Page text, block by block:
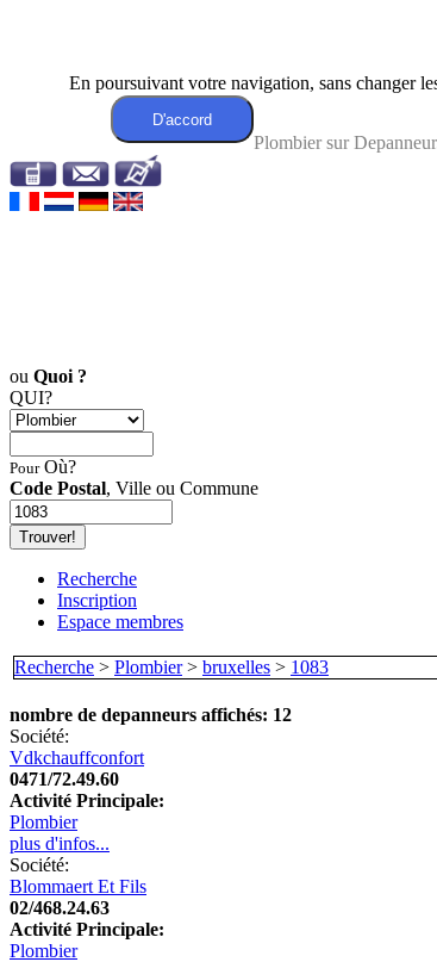
En poursuivant votre navigation, sans changer
Plombier sur
ou Quoi ?
QUI?
PourOù?
Code Postal, Ville ou Commune
Recherche
Inscription
Espace membres
Recherche > Plombier> bruxelles > 1083
nombre de depanneurs affichés: 12
Société:
Vdkchauffconfort
0471/72.49.60
Activité Principale:
Plombier
plus d'infos...
Société:
Blommaert Et Fils
02/468.24.63
Activité Principale:
Plombier